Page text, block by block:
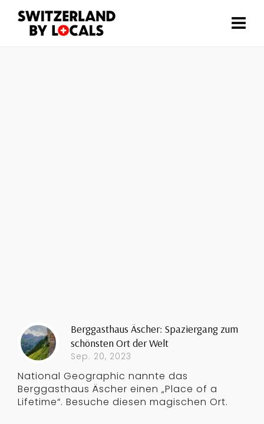
Berggasthaus Äscher: Spaziergang zum
schönsten Ort der Welt
Sep. 20, 2023
National Geographic nannte das
Berggasthaus Äscher einen „Place of a
Lifetime“. Besuche diesen magischen Ort.